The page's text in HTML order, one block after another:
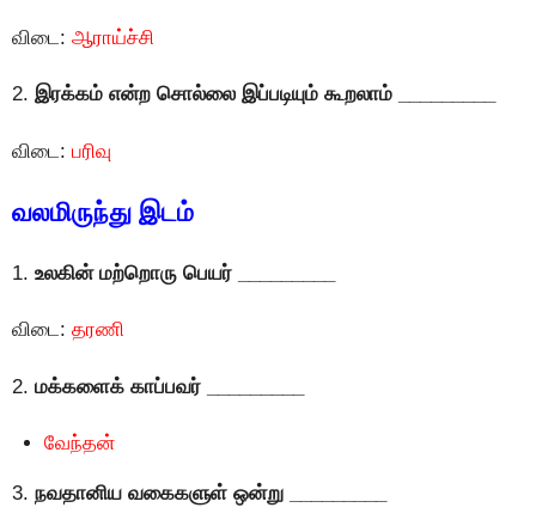
விடை: ஆராய்ச்சி
2. இரக்கம் என்ற சொல்லை இப்படியும் கூறலாம் _________
விடை: பரிவு
வலமிருந்து இடம்
1. உலகின் மற்றொரு பெயர் _________
விடை: தரணி
2. மக்களைக் காப்பவர் _________
வேந்தன்
3. நவதானிய வகைகளுள் ஒன்று _________